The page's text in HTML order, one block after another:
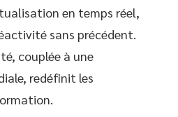
en temps réel,
sans précédent.
couplée à une
redéfinit les